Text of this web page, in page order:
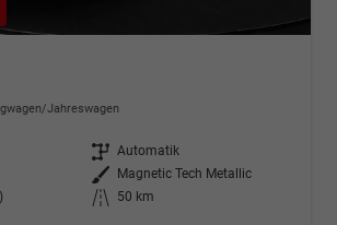
Jahreswagen
Getriebe Automatik
Außenfarbe
Magnetic Tech Metallic
Kilometerstand
50 km